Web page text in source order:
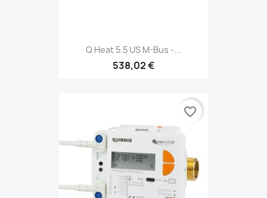
Q Heat 5.5 US M-Bus -...
538,02 €
favorite_border